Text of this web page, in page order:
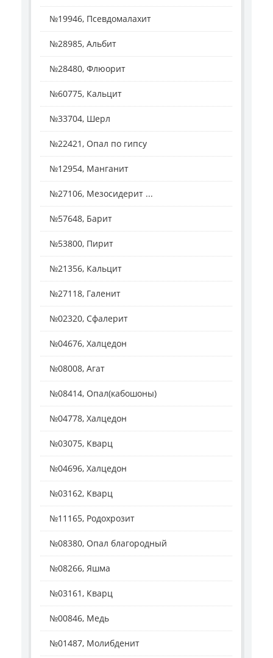
№19946, Псевдомалахит
№28985, Альбит
№28480, Флюорит
№60775, Кальцит
№33704, Шерл
№22421, Опал по гипсу
№12954, Манганит
№27106, Мезосидерит ...
№57648, Барит
№53800, Пирит
№21356, Кальцит
№27118, Галенит
№02320, Сфалерит
№04676, Халцедон
№08008, Агат
№08414, Опал(кабошоны)
№04778, Халцедон
№03075, Кварц
№04696, Халцедон
№03162, Кварц
№11165, Родохрозит
№08380, Опал благородный
№08266, Яшма
№03161, Кварц
№00846, Медь
№01487, Молибденит